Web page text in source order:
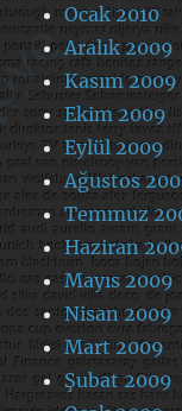
Ocak 2010
Aralık 2009
Kasım 2009
Ekim 2009
Eylül 2009
Ağustos
Temmuz
Haziran
Mayıs 2009
Nisan 2009
Mart 2009
Şubat 2009